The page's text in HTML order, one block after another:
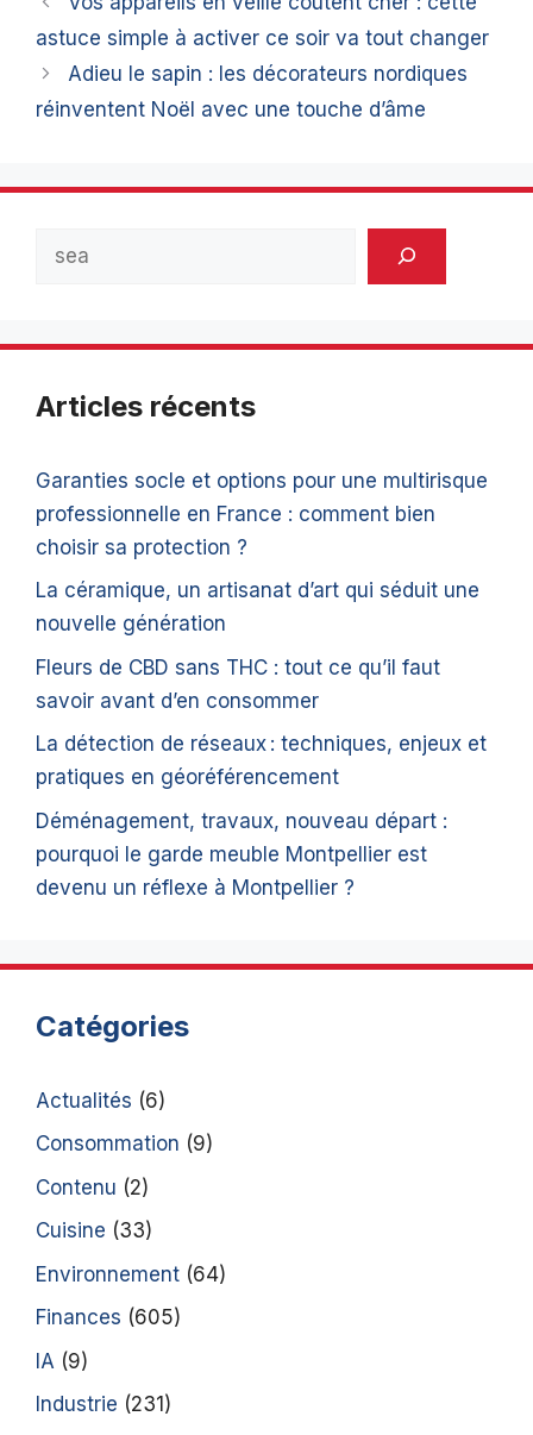
astuce simple à activer ce soir va tout changer
Adieu le sapin : les décorateurs nordiques
réinventent Noël avec une touche d’âme
Articles récents
Garanties socle et options pour une multirisque
professionnelle en France : comment bien
choisir sa protection ?
La céramique, un artisanat d’art qui séduit une
nouvelle génération
Fleurs de CBD sans THC : tout ce qu’il faut
savoir avant d’en consommer
La détection de réseaux : techniques, enjeux et
pratiques en géoréférencement
Déménagement, travaux, nouveau départ :
pourquoi le garde meuble Montpellier est
devenu un réflexe à Montpellier ?
Catégories
Actualités (6)
Consommation (9)
Contenu (2)
Cuisine (33)
Environnement (64)
Finances (605)
IA (9)
Industrie (231)